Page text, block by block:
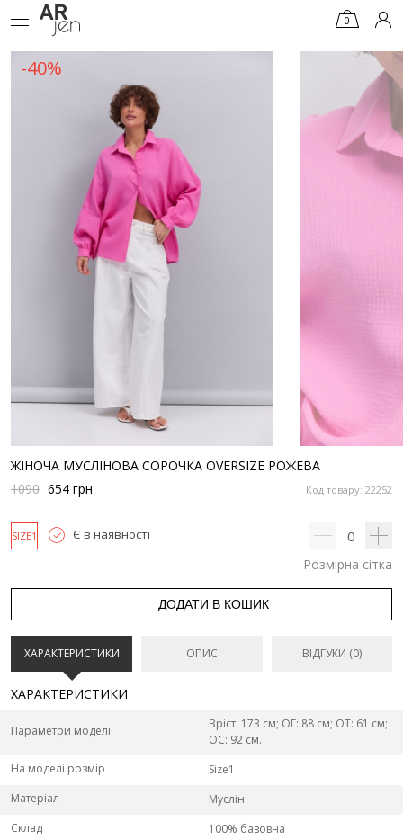
0
-40%
ЖІНОЧА МУСЛІНОВА СОРОЧКА OVERSIZE РОЖЕВА
Код товару: 22252
1090 654 грн
SIZE1 Є в наявності 0
Розмірна сітка
ДОДАТИ В КОШИК
ХАРАКТЕРИСТИКИ ОПИС ВІДГУКИ (0)
ХАРАКТЕРИСТИКИ
Параметри моделі
Зріст: 173 см; ОГ: 88 см; ОТ: 61 см;
ОС: 92 см.
На моделі розмір
Size1
Матеріал
Муслін
Склад
100% бавовна